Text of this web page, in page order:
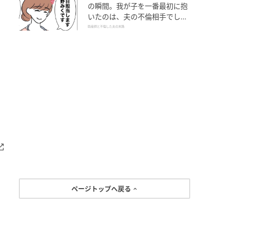
の瞬間。我が子を一番最初に抱
いたのは、夫の不倫相手でし
た。
助産師と不倫した夫の末路
ページトップへ戻る